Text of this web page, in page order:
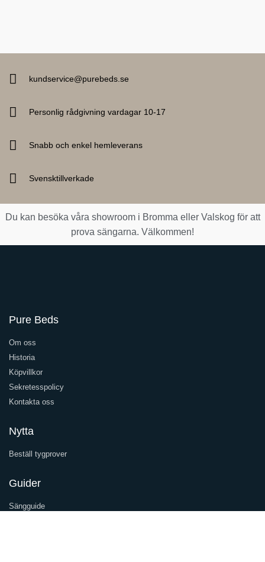
kundservice@purebeds.se
Personlig rådgivning vardagar 10-17
Snabb och enkel hemleverans
Svensktillverkade
Du kan besöka våra showroom i Bromma eller Valskog för att
prova sängarna. Välkommen!
Pure Beds
Om oss
Historia
Köpvillkor
Sekretesspolicy
Kontakta oss
Nytta
Beställ tygprover
Guider
Sängguide